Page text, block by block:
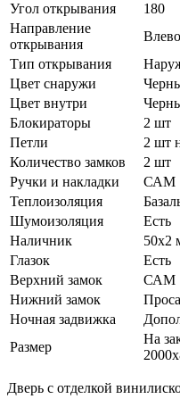
Угол открывания
180
Направление
открывания
Тип открывания
Цвет снаружи
Цвет внутри
Блокираторы
2 шт
Петли
2 шт
Количество замков
2 шт
Ручки и накладки
САМ
Теплоизоляция
Шумоизоляция
Есть
Наличник
50х2
Глазок
Есть
Верхний замок
САМ
Нижний замок
Ночная задвижка
Размер
На
Дверь с отделкой